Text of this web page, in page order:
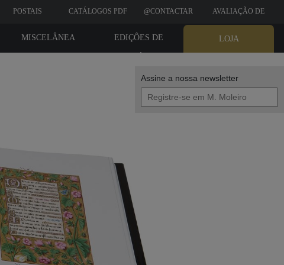
Assine a nossa newsletter
POSTAIS CATÁLOGOS PDF @CONTACTAR AVALIAÇÃO DE
LOJA
EDIÇÔES DE
MISCELÂNEA